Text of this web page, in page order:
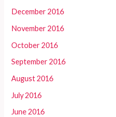
December 2016
November 2016
October 2016
September 2016
August 2016
July 2016
June 2016